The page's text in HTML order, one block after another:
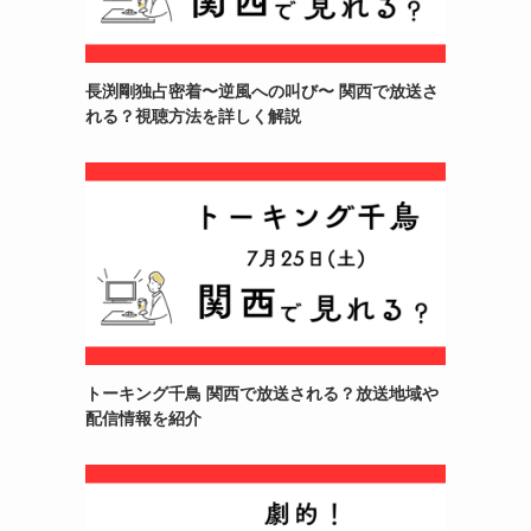
長渕剛独占密着〜逆風への叫び〜 関西で放送さ
れる？視聴方法を詳しく解説
トーキング千鳥 関西で放送される？放送地域や
配信情報を紹介